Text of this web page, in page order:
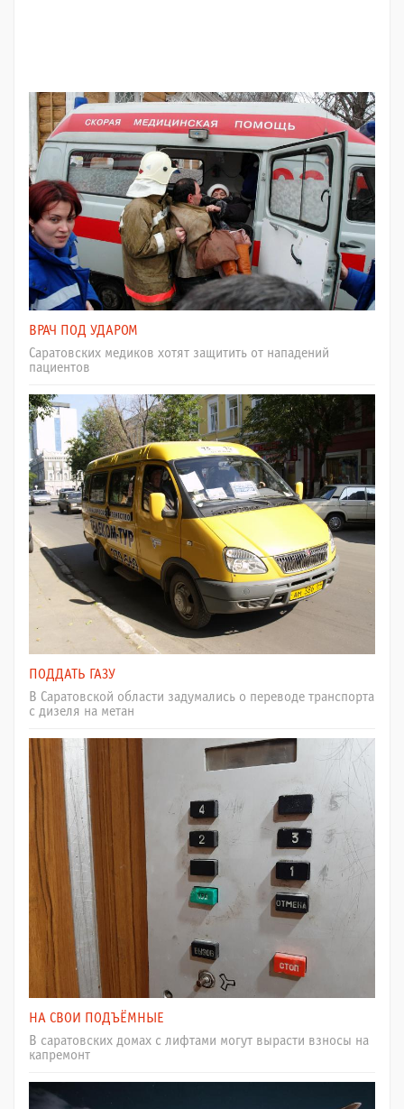
ВРАЧ ПОД УДАРОМ
Саратовских медиков хотят защитить от нападений
пациентов
ПОДДАТЬ ГАЗУ
В Саратовской области задумались о переводе транспорта
с дизеля на метан
НА СВОИ ПОДЪЁМНЫЕ
В саратовских домах с лифтами могут вырасти взносы на
капремонт